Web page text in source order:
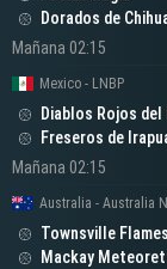
Dorados de
Mañana 02:15
Mexico - LNBP
Diablos Rojos del
Freseros de
Mañana 02:15
Australia - Australia
Townsville
Mackay